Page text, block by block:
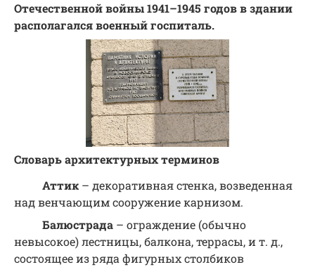
Отечественной войны 1941–1945 годов в здании
располагался военный госпиталь.
Словарь архитектурных терминов
Аттик – декоративная стенка, возведенная
над венчающим сооружение карнизом.
Балюстрада – ограждение (обычно
невысокое) лестницы, балкона, террасы, и т. д.,
состоящее из ряда фигурных столбиков